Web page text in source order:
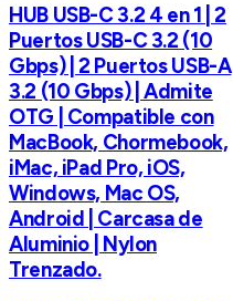
HUB USB-C 3.2 4 en 1 | 2
Puertos USB-C 3.2 (10
Gbps) | 2 Puertos USB-A
3.2 (10 Gbps) | Admite
OTG | Compatible con
MacBook, Chormebook,
iMac, iPad Pro, iOS,
Windows, Mac OS,
Android | Carcasa de
Aluminio | Nylon
Trenzado.